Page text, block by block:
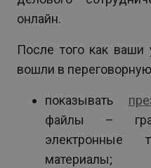
онлайн.
После того как ваши
вошли в
показывать
файлы –
материалы;